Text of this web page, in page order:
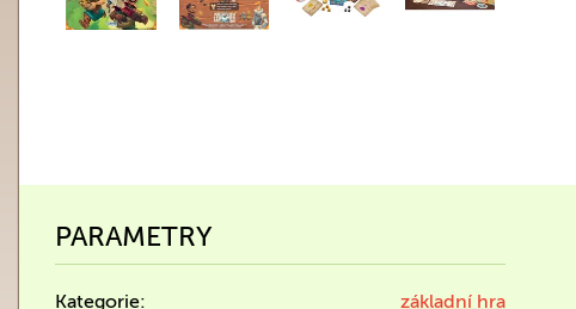
PARAMETRY
Kategorie:
základní hra